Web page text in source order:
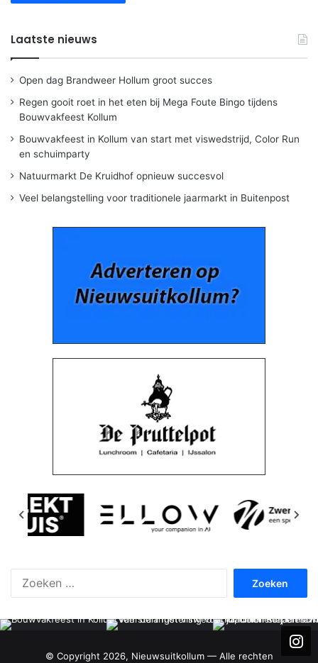
Laatste nieuws
Open dag Brandweer Hollum groot succes
Regen gooit roet in het eten bij Mega Foute Bingo tijdens
Bouwvakfeest Kollum
Bouwvakfeest in Kollum van start met viswedstrijd, Color Run
en schuimparty
Natuurmarkt De Kruidhof opnieuw succesvol
Veel belangstelling voor traditionele jaarmarkt in Buitenpost
© Copyright 2026, Nieuwsuitkollum — Alle rechten